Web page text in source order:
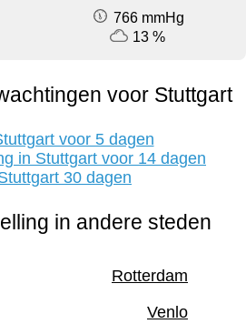
766 mmHg
13 %
voor Stuttgart
voor 5 dagen
in Stuttgart voor 14 dagen
30 dagen
in andere steden
Rotterdam
Venlo